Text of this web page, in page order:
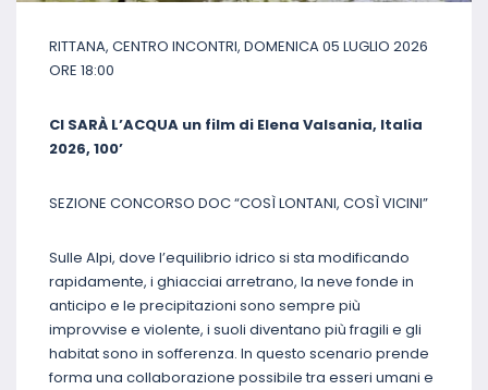
RITTANA, CENTRO INCONTRI, DOMENICA 05 LUGLIO 2026
ORE 18:00
CI SARÀ L’ACQUA un film di Elena Valsania, Italia
2026, 100’
SEZIONE CONCORSO DOC “COSÌ LONTANI, COSÌ VICINI”
Sulle Alpi, dove l’equilibrio idrico si sta modificando
rapidamente, i ghiacciai arretrano, la neve fonde in
anticipo e le precipitazioni sono sempre più
improvvise e violente, i suoli diventano più fragili e gli
habitat sono in sofferenza. In questo scenario prende
forma una collaborazione possibile tra esseri umani e